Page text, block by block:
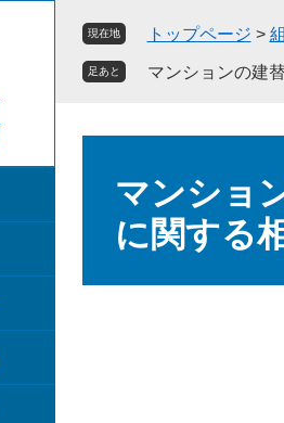
現在地 トップページ >
足あと マンションの建
マンショ
に関する